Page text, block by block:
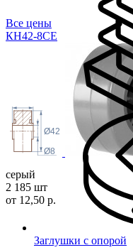
Заглушки с опорой
Все цены
КН42-8СЕ
Ø42
Ø8
серый
2 185 шт
от 12,50 р.